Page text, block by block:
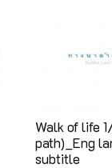
Walk of life
path)_Eng
subtitle